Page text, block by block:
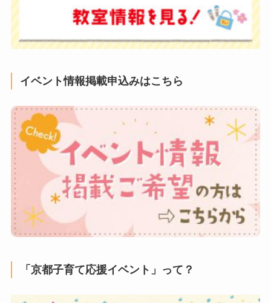
イベント情報掲載申込みはこちら
「京都子育て応援イベント」って？